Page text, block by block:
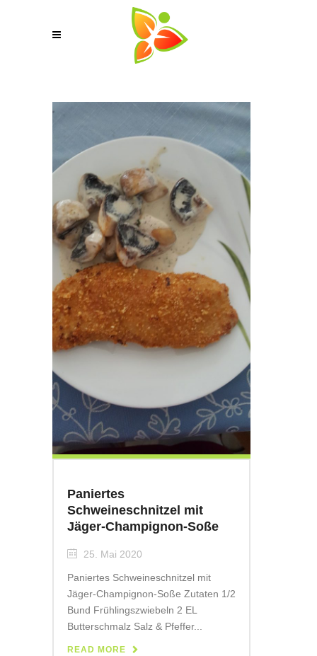
Paniertes
Schweineschnitzel mit
Jäger-Champignon-Soße
25. Mai 2020
Paniertes Schweineschnitzel mit
Jäger-Champignon-Soße Zutaten 1/2
Bund Frühlingszwiebeln 2 EL
Butterschmalz Salz & Pfeffer...
READ MORE